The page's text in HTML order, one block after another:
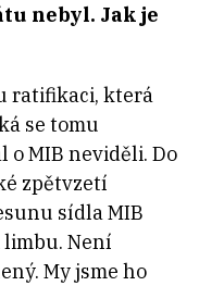
nebyl. Jak je
ratifikaci, která
se tomu
o MIB neviděli. Do
zpětvzetí
sídla MIB
Není
My jsme ho